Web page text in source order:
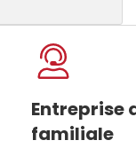
Entreprise
familiale